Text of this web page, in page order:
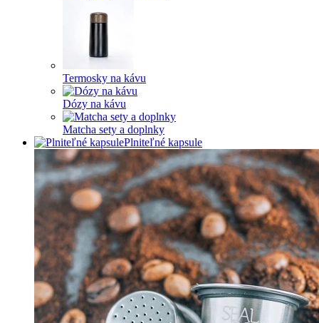
Termosky na kávu
Dózy na kávu
Matcha sety a doplnky
Plniteľné kapsule